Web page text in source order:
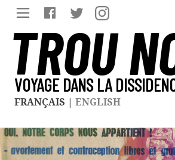
TROU
VOYAGE DANS LA
FRANÇAIS | ENGLISH